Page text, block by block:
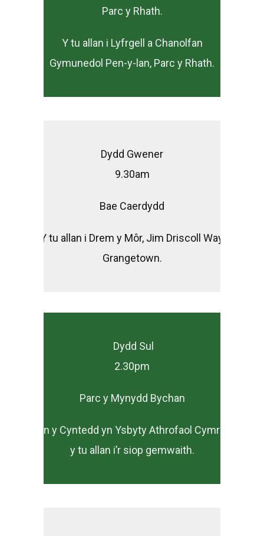
Parc y Rhath.
Y tu allan i Lyfrgell a Chanolfan
Gymunedol Pen-y-lan, Parc y Rhath.
Dydd Gwener
9.30am
Bae Caerdydd
Y tu allan i Drem y Môr, Jim Driscoll Way,
Grangetown.
Dydd Sul
2.30pm
Parc y Mynydd Bychan
Yn y Cyntedd yn Ysbyty Athrofaol Cymru,
y tu allan i’r siop gemwaith.